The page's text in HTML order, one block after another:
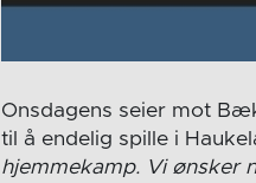
Onsdagens seier mot
til å endelig spille i
hjemmekamp. Vi ønsker